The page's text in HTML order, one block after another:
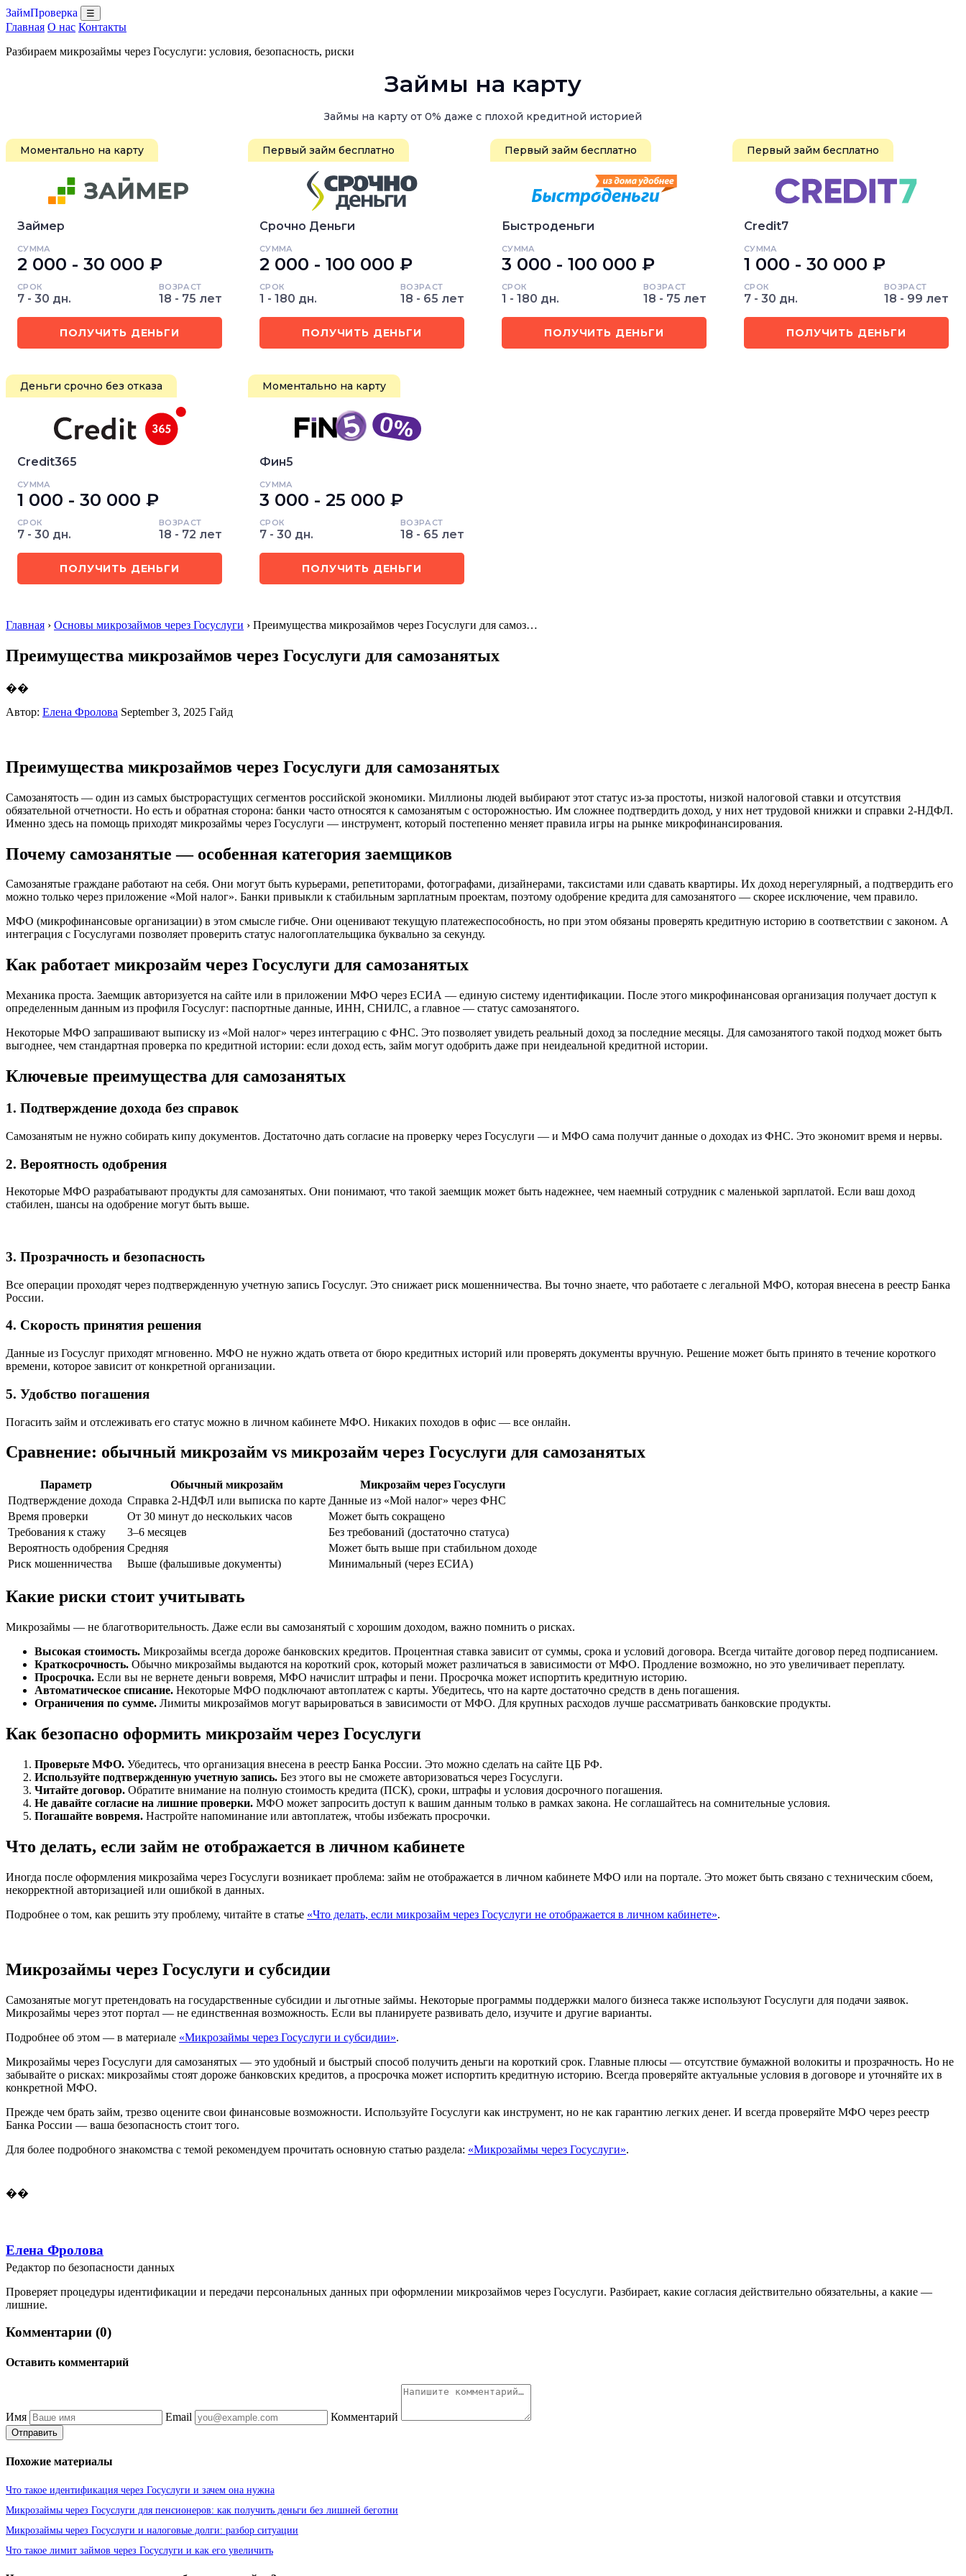
ЗаймПроверка ☰
Главная О нас Контакты
Разбираем микрозаймы через Госуслуги: условия, безопасность, риски
Займы на карту
Займы на карту от 0% даже с плохой кредитной историей
Моментально на карту
Займер
СУММА
2 000 - 30 000 ₽
СРОК
7 - 30 дн.
ВОЗРАСТ
18 - 75 лет
ПОЛУЧИТЬ ДЕНЬГИ
Первый займ бесплатно
Срочно Деньги
СУММА
2 000 - 100 000 ₽
СРОК
1 - 180 дн.
ВОЗРАСТ
18 - 65 лет
ПОЛУЧИТЬ ДЕНЬГИ
Первый займ бесплатно
Быстроденьги
СУММА
3 000 - 100 000 ₽
СРОК
1 - 180 дн.
ВОЗРАСТ
18 - 75 лет
ПОЛУЧИТЬ ДЕНЬГИ
Первый займ бесплатно
Credit7
СУММА
1 000 - 30 000 ₽
СРОК
7 - 30 дн.
ВОЗРАСТ
18 - 99 лет
ПОЛУЧИТЬ ДЕНЬГИ
Деньги срочно без отказа
Credit365
СУММА
1 000 - 30 000 ₽
СРОК
7 - 30 дн.
ВОЗРАСТ
18 - 72 лет
ПОЛУЧИТЬ ДЕНЬГИ
Моментально на карту
Фин5
СУММА
3 000 - 25 000 ₽
СРОК
7 - 30 дн.
ВОЗРАСТ
18 - 65 лет
ПОЛУЧИТЬ ДЕНЬГИ
Главная › Основы микрозаймов через Госуслуги › Преимущества микрозаймов через Госуслуги для самоз…
Преимущества микрозаймов через Госуслуги для самозанятых
��
Автор: Елена Фролова September 3, 2025 Гайд
Преимущества микрозаймов через Госуслуги для самозанятых
Самозанятость — один из самых быстрорастущих сегментов российской экономики. Миллионы людей выбирают этот статус из-за простоты, низкой налоговой ставки и отсутствия
обязательной отчетности. Но есть и обратная сторона: банки часто относятся к самозанятым с осторожностью. Им сложнее подтвердить доход, у них нет трудовой книжки и справки 2-НДФЛ.
Именно здесь на помощь приходят микрозаймы через Госуслуги — инструмент, который постепенно меняет правила игры на рынке микрофинансирования.
Почему самозанятые — особенная категория заемщиков
Самозанятые граждане работают на себя. Они могут быть курьерами, репетиторами, фотографами, дизайнерами, таксистами или сдавать квартиры. Их доход нерегулярный, а подтвердить его
можно только через приложение «Мой налог». Банки привыкли к стабильным зарплатным проектам, поэтому одобрение кредита для самозанятого — скорее исключение, чем правило.
МФО (микрофинансовые организации) в этом смысле гибче. Они оценивают текущую платежеспособность, но при этом обязаны проверять кредитную историю в соответствии с законом. А
интеграция с Госуслугами позволяет проверить статус налогоплательщика буквально за секунду.
Как работает микрозайм через Госуслуги для самозанятых
Механика проста. Заемщик авторизуется на сайте или в приложении МФО через ЕСИА — единую систему идентификации. После этого микрофинансовая организация получает доступ к
определенным данным из профиля Госуслуг: паспортные данные, ИНН, СНИЛС, а главное — статус самозанятого.
Некоторые МФО запрашивают выписку из «Мой налог» через интеграцию с ФНС. Это позволяет увидеть реальный доход за последние месяцы. Для самозанятого такой подход может быть
выгоднее, чем стандартная проверка по кредитной истории: если доход есть, займ могут одобрить даже при неидеальной кредитной истории.
Ключевые преимущества для самозанятых
1. Подтверждение дохода без справок
Самозанятым не нужно собирать кипу документов. Достаточно дать согласие на проверку через Госуслуги — и МФО сама получит данные о доходах из ФНС. Это экономит время и нервы.
2. Вероятность одобрения
Некоторые МФО разрабатывают продукты для самозанятых. Они понимают, что такой заемщик может быть надежнее, чем наемный сотрудник с маленькой зарплатой. Если ваш доход
стабилен, шансы на одобрение могут быть выше.
3. Прозрачность и безопасность
Все операции проходят через подтвержденную учетную запись Госуслуг. Это снижает риск мошенничества. Вы точно знаете, что работаете с легальной МФО, которая внесена в реестр Банка
России.
4. Скорость принятия решения
Данные из Госуслуг приходят мгновенно. МФО не нужно ждать ответа от бюро кредитных историй или проверять документы вручную. Решение может быть принято в течение короткого
времени, которое зависит от конкретной организации.
5. Удобство погашения
Погасить займ и отслеживать его статус можно в личном кабинете МФО. Никаких походов в офис — все онлайн.
Сравнение: обычный микрозайм vs микрозайм через Госуслуги для самозанятых
Параметр Обычный микрозайм
Микрозайм через Госуслуги
Подтверждение дохода Справка 2-НДФЛ или выписка по карте Данные из «Мой налог» через ФНС
Время проверки
От 30 минут до нескольких часов
Может быть сокращено
Требования к стажу
3–6 месяцев
Без требований (достаточно статуса)
Вероятность одобрения Средняя
Может быть выше при стабильном доходе
Риск мошенничества
Выше (фальшивые документы) Минимальный (через ЕСИА)
Какие риски стоит учитывать
Микрозаймы — не благотворительность. Даже если вы самозанятый с хорошим доходом, важно помнить о рисках.
Высокая стоимость. Микрозаймы всегда дороже банковских кредитов. Процентная ставка зависит от суммы, срока и условий договора. Всегда читайте договор перед подписанием.
Краткосрочность. Обычно микрозаймы выдаются на короткий срок, который может различаться в зависимости от МФО. Продление возможно, но это увеличивает переплату.
Просрочка. Если вы не вернете деньги вовремя, МФО начислит штрафы и пени. Просрочка может испортить кредитную историю.
Автоматическое списание. Некоторые МФО подключают автоплатеж с карты. Убедитесь, что на карте достаточно средств в день погашения.
Ограничения по сумме. Лимиты микрозаймов могут варьироваться в зависимости от МФО. Для крупных расходов лучше рассматривать банковские продукты.
Как безопасно оформить микрозайм через Госуслуги
Проверьте МФО. Убедитесь, что организация внесена в реестр Банка России. Это можно сделать на сайте ЦБ РФ.
Используйте подтвержденную учетную запись. Без этого вы не сможете авторизоваться через Госуслуги.
Читайте договор. Обратите внимание на полную стоимость кредита (ПСК), сроки, штрафы и условия досрочного погашения.
Не давайте согласие на лишние проверки. МФО может запросить доступ к вашим данным только в рамках закона. Не соглашайтесь на сомнительные условия.
Погашайте вовремя. Настройте напоминание или автоплатеж, чтобы избежать просрочки.
Что делать, если займ не отображается в личном кабинете
Иногда после оформления микрозайма через Госуслуги возникает проблема: займ не отображается в личном кабинете МФО или на портале. Это может быть связано с техническим сбоем,
некорректной авторизацией или ошибкой в данных.
Подробнее о том, как решить эту проблему, читайте в статье «Что делать, если микрозайм через Госуслуги не отображается в личном кабинете».
Микрозаймы через Госуслуги и субсидии
Самозанятые могут претендовать на государственные субсидии и льготные займы. Некоторые программы поддержки малого бизнеса также используют Госуслуги для подачи заявок.
Микрозаймы через этот портал — не единственная возможность. Если вы планируете развивать дело, изучите и другие варианты.
Подробнее об этом — в материале «Микрозаймы через Госуслуги и субсидии».
Микрозаймы через Госуслуги для самозанятых — это удобный и быстрый способ получить деньги на короткий срок. Главные плюсы — отсутствие бумажной волокиты и прозрачность. Но не
забывайте о рисках: микрозаймы стоят дороже банковских кредитов, а просрочка может испортить кредитную историю. Всегда проверяйте актуальные условия в договоре и уточняйте их в
конкретной МФО.
Прежде чем брать займ, трезво оцените свои финансовые возможности. Используйте Госуслуги как инструмент, но не как гарантию легких денег. И всегда проверяйте МФО через реестр
Банка России — ваша безопасность стоит того.
Для более подробного знакомства с темой рекомендуем прочитать основную статью раздела: «Микрозаймы через Госуслуги».
��
Елена Фролова
Редактор по безопасности данных
Проверяет процедуры идентификации и передачи персональных данных при оформлении микрозаймов через Госуслуги. Разбирает, какие согласия действительно обязательны, а какие —
лишние.
Комментарии (0)
Оставить комментарий
Имя Email Комментарий
Отправить
Похожие материалы
Что такое идентификация через Госуслуги и зачем она нужна
Микрозаймы через Госуслуги для пенсионеров: как получить деньги без лишней беготни
Микрозаймы через Госуслуги и налоговые долги: разбор ситуации
Что такое лимит займов через Госуслуги и как его увеличить